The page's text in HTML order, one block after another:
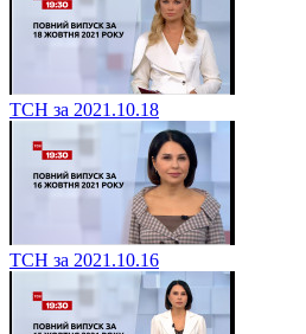
ТСН за 2021.10.18
ТСН за 2021.10.16